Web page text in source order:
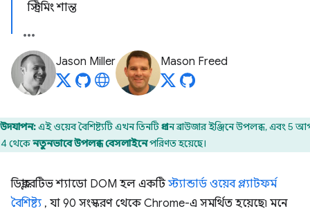
স্ট্রিমিং শান্ত
Jason Miller Mason Freed
উদযাপন:এই ওয়েব বৈশিষ্ট্যটি এখন তিনটি প্রধান ব্রাউজার ইঞ্জিনে উপলব্ধ, এবং 5
থেকেনতুনভাবে উপলব্ধ বেসলাইনেপরিণত হয়েছে।
ডিক্লারেটিভ শ্যাডো DOM হল একটিস্ট্যান্ডার্ড ওয়েব প্ল্যাটফর্ম
বৈশিষ্ট্য , যা 90 সংস্করণ থেকে Chrome-এ সমর্থিত হয়েছে৷ মনে